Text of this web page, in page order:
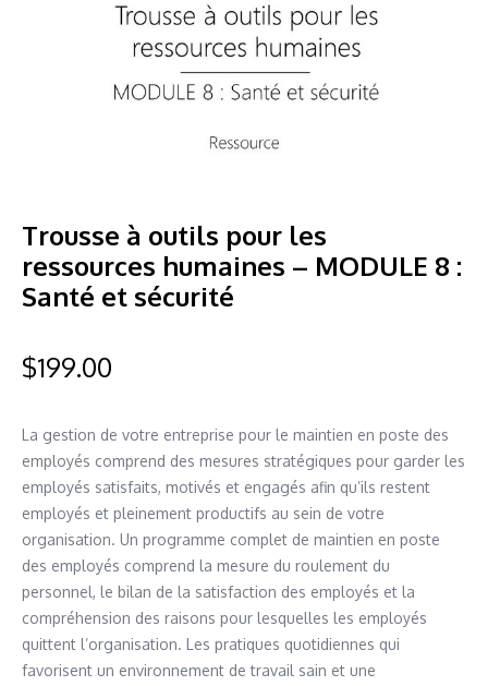
Trousse à outils pour les
ressources humaines – MODULE 8 :
Santé et sécurité
$199.00
La gestion de votre entreprise pour le maintien en poste des
employés comprend des mesures stratégiques pour garder les
employés satisfaits, motivés et engagés afin qu’ils restent
employés et pleinement productifs au sein de votre
organisation. Un programme complet de maintien en poste
des employés comprend la mesure du roulement du
personnel, le bilan de la satisfaction des employés et la
compréhension des raisons pour lesquelles les employés
quittent l’organisation. Les pratiques quotidiennes qui
favorisent un environnement de travail sain et une